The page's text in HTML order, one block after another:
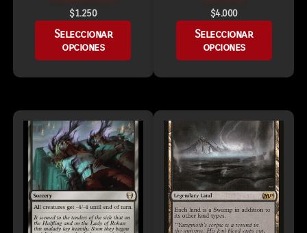
$1.250
Seleccionar
opciones
$4.000
Seleccionar
opciones